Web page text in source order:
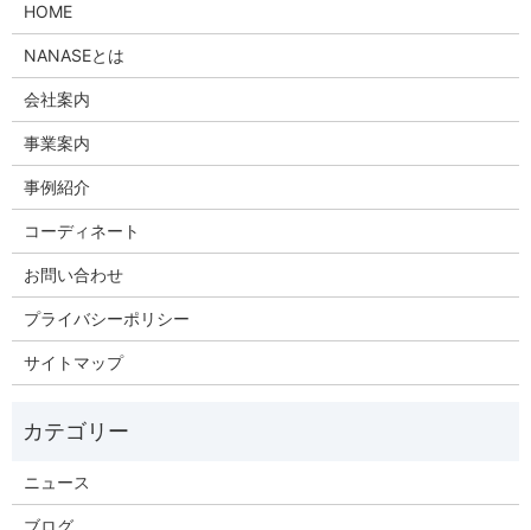
HOME
NANASEとは
会社案内
事業案内
事例紹介
コーディネート
お問い合わせ
プライバシーポリシー
サイトマップ
ニュース
ブログ